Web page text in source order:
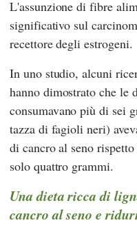
L'assunzione di fibre
significativo sul
recettore degli estrogeni.
In uno studio, alcuni
hanno dimostrato che le
consumavano più di sei
tazza di fagioli neri)
di cancro al seno
solo quattro grammi.
Una dieta ricca di
cancro al seno e